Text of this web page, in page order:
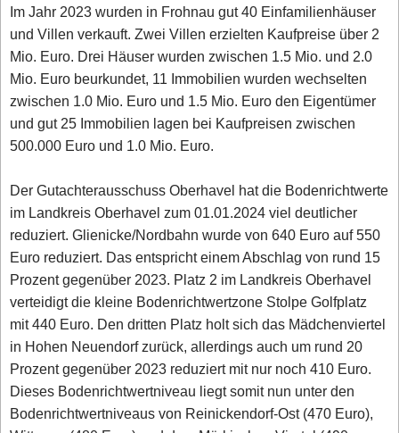
Im Jahr 2023 wurden in Frohnau gut 40 Einfamilienhäuser
und Villen verkauft. Zwei Villen erzielten Kaufpreise über 2
Mio. Euro. Drei Häuser wurden zwischen 1.5 Mio. und 2.0
Mio. Euro beurkundet, 11 Immobilien wurden wechselten
zwischen 1.0 Mio. Euro und 1.5 Mio. Euro den Eigentümer
und gut 25 Immobilien lagen bei Kaufpreisen zwischen
500.000 Euro und 1.0 Mio. Euro.
Der Gutachterausschuss Oberhavel hat die Bodenrichtwerte
im Landkreis Oberhavel zum 01.01.2024 viel deutlicher
reduziert. Glienicke/Nordbahn wurde von 640 Euro auf 550
Euro reduziert. Das entspricht einem Abschlag von rund 15
Prozent gegenüber 2023. Platz 2 im Landkreis Oberhavel
verteidigt die kleine Bodenrichtwertzone Stolpe Golfplatz
mit 440 Euro. Den dritten Platz holt sich das Mädchenviertel
in Hohen Neuendorf zurück, allerdings auch um rund 20
Prozent gegenüber 2023 reduziert mit nur noch 410 Euro.
Dieses Bodenrichtwertniveau liegt somit nun unter den
Bodenrichtwertniveaus von Reinickendorf-Ost (470 Euro),